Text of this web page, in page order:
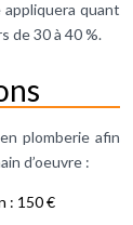
quant
de 30 à 40 %.
plomberie afin
d’oeuvre :
: 150 €